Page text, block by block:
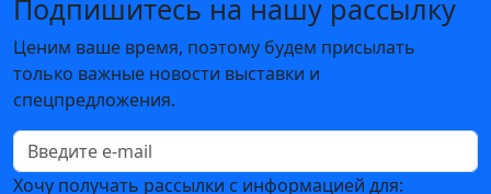
Подпишитесь на нашу рассылку
Ценим ваше время, поэтому будем присылать
только важные новости выставки и
спецпредложения.
Хочу получать рассылки с информацией для: